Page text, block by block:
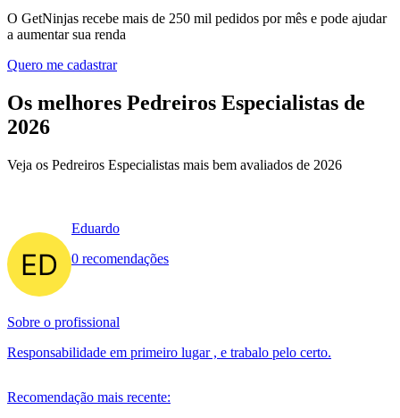
O GetNinjas recebe mais de 250 mil pedidos por mês e pode ajudar
a aumentar sua renda
Quero me cadastrar
Os melhores Pedreiros Especialistas de
2026
Veja os Pedreiros Especialistas mais bem avaliados de 2026
Eduardo
0 recomendações
Sobre o profissional
Responsabilidade em primeiro lugar , e trabalo pelo certo.
Recomendação mais recente: